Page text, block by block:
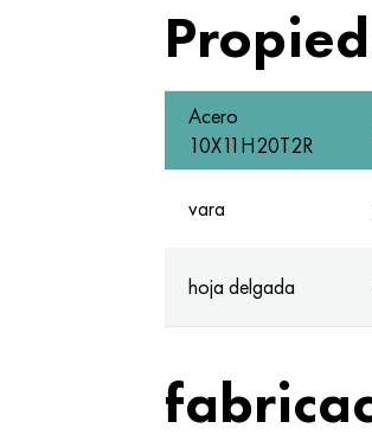
Acero
10X11H20T2R
vara
hoja delgada